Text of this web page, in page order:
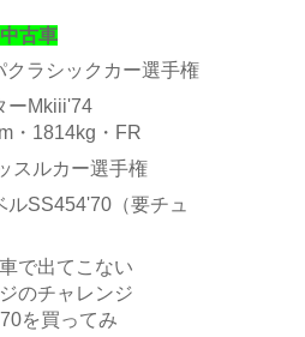
古車
ラシックカー選手権
ーMkiii'74
・1814kg・FR
スルカー選手権
ルSS454'70（要チュ
で出てこない
のチャレンジ
を買ってみ